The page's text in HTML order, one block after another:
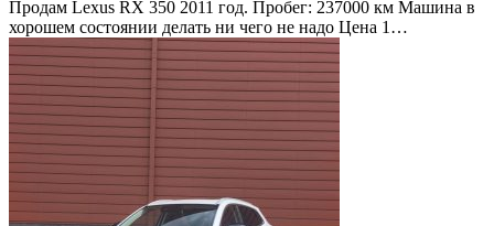
Продам Lexus RX 350 2011 год. Пробег: 237000 км Машина в
хорошем состоянии делать ни чего не надо Цена 1…